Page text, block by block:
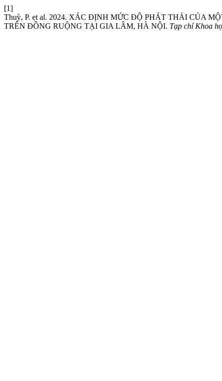
[1]
Thuỳ, P. et al. 2024. XÁC ĐỊNH MỨC ĐỘ PHÁT THẢI CỦA
TRÊN ĐỒNG RUỘNG TẠI GIA LÂM, HÀ NỘI. Tạp chí Khoa